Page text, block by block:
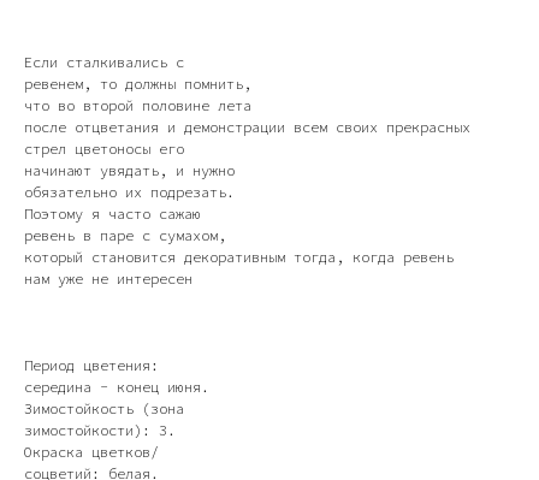
Если сталкивались с
ревенем, то должны помнить,
что во второй половине лета
после отцветания и демонстрации всем своих прекрасных
стрел цветоносы его
начинают увядать, и нужно
обязательно их подрезать.
Поэтому я часто сажаю
ревень в паре с сумахом,
который становится декоративным тогда, когда ревень
нам уже не интересен
Период цветения:
середина - конец июня.
Зимостойкость (зона
зимостойкости): 3.
Окраска цветков/
соцветий: белая.